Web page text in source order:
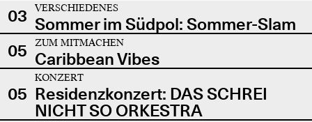
03
VERSCHIEDENES
Sommer im Südpol: Sommer-Slam
05
ZUM MITMACHEN
Caribbean Vibes
05
KONZERT
Residenzkonzert: DAS SCHREI
NICHT SO ORKESTRA